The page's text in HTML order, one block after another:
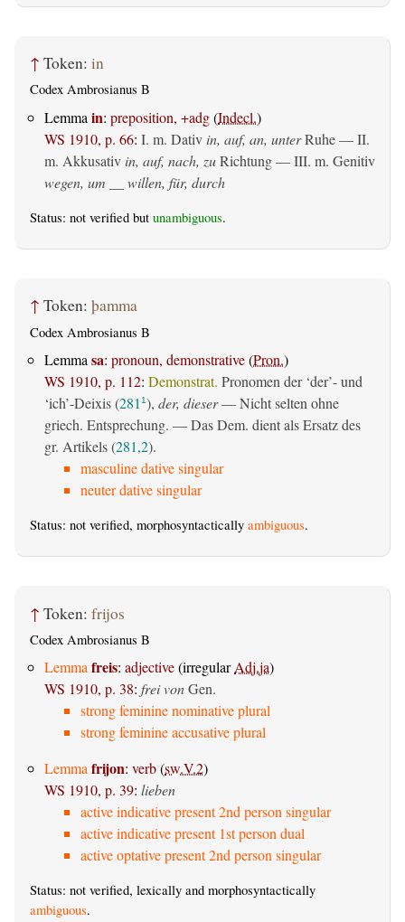
↑ Token: in
Codex Ambrosianus B
Lemma in: preposition, +adg(Indecl.)
WS 1910, p. 66: I. m. Dativ in, auf, an, unterRuhe — II.
m. Akkusativ in, auf, nach, zuRichtung — III. m. Genitiv
wegen, um __ willen, für, durch
Status: not verified but unambiguous.
↑ Token: þamma
Codex Ambrosianus B
Lemma sa: pronoun, demonstrative(Pron.)
WS 1910, p. 112: Demonstrat. Pronomen der ‘der’- und
‘ich’-Deixis (281 1), der, dieser— Nicht selten ohne
griech. Entsprechung. — Das Dem. dient als Ersatz des
gr. Artikels (281,2).
masculine dative singular
neuter dative singular
Status: not verified, morphosyntactically ambiguous.
↑ Token: frijos
Codex Ambrosianus B
Lemmafreis: adjective(irregularAdj.ja)
WS 1910, p. 38: frei vonGen.
strong feminine nominative plural
strong feminine accusative plural
Lemmafrijon: verb(sw.V.2)
WS 1910, p. 39: lieben
active indicative present 2nd person singular
active indicative present 1st person dual
active optative present 2nd person singular
Status: not verified, lexically and morphosyntactically
ambiguous.